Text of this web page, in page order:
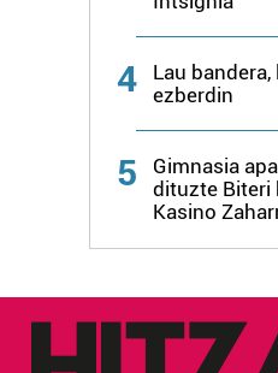
zure baimena Cookieen
Webgune honek cookie
fitxategiak erabiltzen ditu.
zerbitzuak hobetzeko
baliatzen gara. Ohar hau
erabiltzeko baimen esplizitua
4
Lau bandera,
ezberdin
5
Gimnasia
dituzte Biteri
Kasino